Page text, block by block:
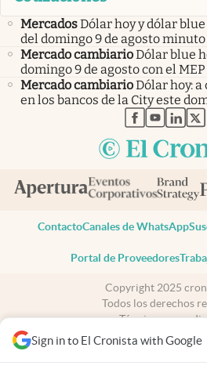
Sign in to El Cronista with Google
MercadosDólar hoy y dólar
del domingo 9 de agosto
Mercado cambiarioDólar blue
domingo 9 de agosto con el MEP
Mercado cambiarioDólar hoy:
en los bancos de la City este
abre enabre en
ContactoCanales de WhatsApp
Portal de Proveedores
Copyright 2025
Todos los derechos
Términos y
Privacidad